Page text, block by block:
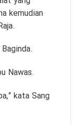
kemudian
Nawas.
kata Sang